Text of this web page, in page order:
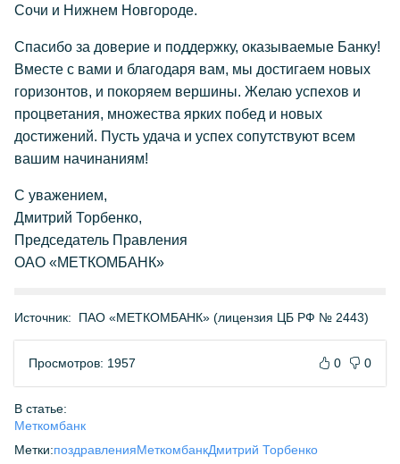
Сочи и Нижнем Новгороде.
Спасибо за доверие и поддержку, оказываемые Банку!
Вместе с вами и благодаря вам, мы достигаем новых
горизонтов, и покоряем вершины. Желаю успехов и
процветания, множества ярких побед и новых
достижений. Пусть удача и успех сопутствуют всем
вашим начинаниям!
С уважением,
Дмитрий Торбенко,
Председатель Правления
ОАО «МЕТКОМБАНК»
Источник: ПАО «МЕТКОМБАНК» (лицензия ЦБ РФ № 2443)
Просмотров: 1957 0 0
В статье:
Меткомбанк
Метки:поздравленияМеткомбанкДмитрий Торбенко